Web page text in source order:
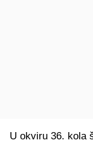
U okviru 36. kola